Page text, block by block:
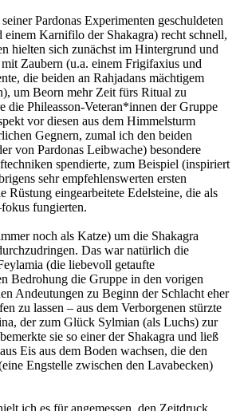
Pardonas Experimenten geschuldeten
einem Karnifilo der Shakagra) recht schnell,
hielten sich zunächst im Hintergrund und
Zaubern (u.a. einem Frigifaxius und
die beiden an Rahjadans mächtigem
um Beorn mehr Zeit fürs Ritual zu
die Phileasson-Veteran*innen der Gruppe
vor diesen aus dem Himmelsturm
Gegnern, zumal ich den beiden
von Pardonas Leibwache) besondere
spendierte, zum Beispiel (inspiriert
sehr empfehlenswerten ersten
Rüstung eingearbeitete Edelsteine, die als
fungierten.
noch als Katze) um die Shakagra
Das war natürlich die
(die liebevoll getaufte
Bedrohung die Gruppe in den vorigen
Andeutungen zu Beginn der Schlacht eher
zu lassen – aus dem Verborgenen stürzte
der zum Glück Sylmian (als Luchs) zur
sie so einer der Shakagra und ließ
Eis aus dem Boden wachsen, die den
Engstelle zwischen den Lavabecken)